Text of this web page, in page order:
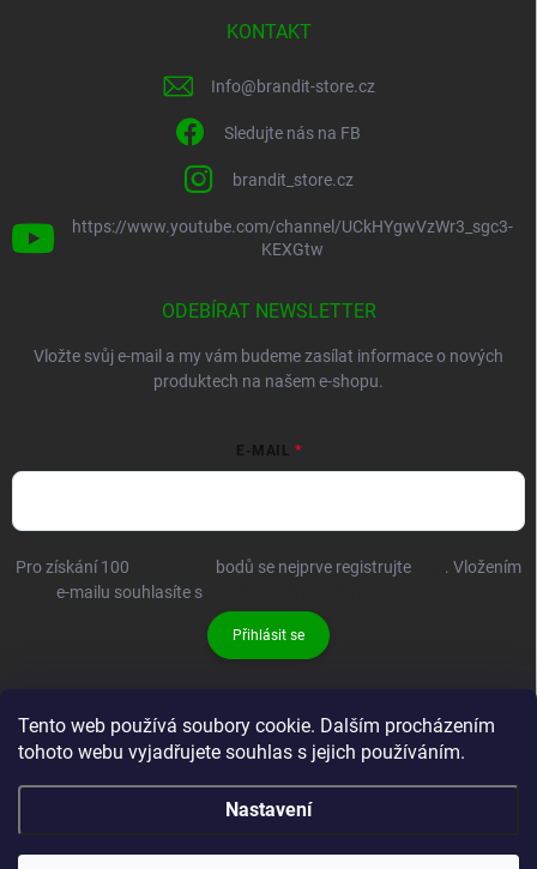
Tento web používá soubory cookie. Dalším procházením
tohoto webu vyjadřujete souhlas s jejich používáním.
Nastavení
KONTAKT
Info@brandit-store.cz
Sledujte nás na FB
brandit_store.cz
https://www.youtube.com/channel/UCkHYgwVzWr3_sgc3-
KEXGtw
ODEBÍRAT NEWSLETTER
Vložte svůj e-mail a my vám budeme zasílat informace o nových
produktech na našem e-shopu.
E-MAIL
Pro získání 100 bodů se nejprve registrujte
. Vložením
e-mailu souhlasíte s
Přihlásit se